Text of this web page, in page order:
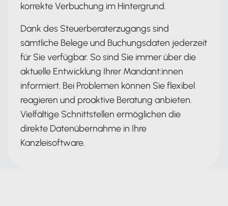
korrekte Verbuchung im Hintergrund.
Dank des Steuerberaterzugangs sind
sämtliche Belege und Buchungsdaten jederzeit
für Sie verfügbar. So sind Sie immer über die
aktuelle Entwicklung Ihrer Mandant:innen
informiert. Bei Problemen können Sie flexibel
reagieren und proaktive Beratung anbieten.
Vielfältige Schnittstellen ermöglichen die
direkte Datenübernahme in Ihre
Kanzleisoftware.